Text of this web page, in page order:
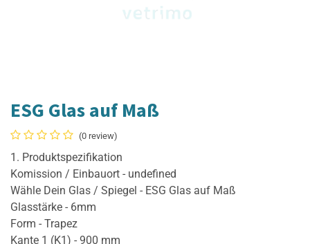
ESG Glas auf Maß
(0 review)
1. Produktspezifikation
Komission / Einbauort - undefined
Wähle Dein Glas / Spiegel - ESG Glas auf Maß
Glasstärke - 6mm
Form - Trapez
Kante 1 (K1) - 900 mm